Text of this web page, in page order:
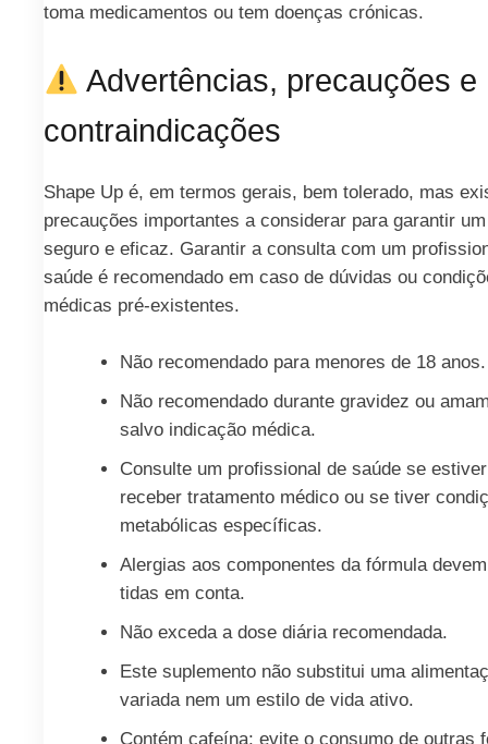
toma medicamentos ou tem doenças crónicas.
Advertências, precauções e
contraindicações
Shape Up é, em termos gerais, bem tolerado, mas
precauções importantes a considerar para garantir
seguro e eficaz. Garantir a consulta com um
saúde é recomendado em caso de dúvidas ou
médicas pré-existentes.
Não recomendado para menores de 18 anos.
Não recomendado durante gravidez ou
salvo indicação médica.
Consulte um profissional de saúde se
receber tratamento médico ou se tiver
metabólicas específicas.
Alergias aos componentes da fórmula
tidas em conta.
Não exceda a dose diária recomendada.
Este suplemento não substitui uma
variada nem um estilo de vida ativo.
Contém cafeína; evite o consumo de outras